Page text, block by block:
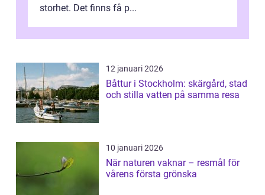
storhet. Det finns få p...
12 januari 2026
Båttur i Stockholm: skärgård, stad
och stilla vatten på samma resa
10 januari 2026
När naturen vaknar – resmål för
vårens första grönska